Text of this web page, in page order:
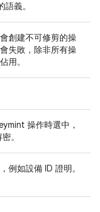
義。
創建不可修剪的操
失敗，除非所有操
用。
操作時選中，
。
例如設備 ID 證明。